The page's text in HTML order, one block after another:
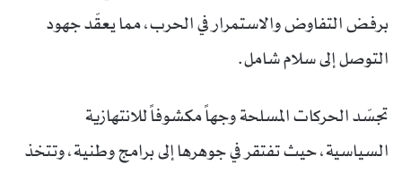
برفض التفاوض والاستمرار في الحرب، مما يعقّد جهود
التوصل إلى سلام شامل.
تجسّد الحركات المسلحة وجهاً مكشوفاً للانتهازية
السياسية، حيث تفتقر في جوهرها إلى برامج وطنية، وتتخذ